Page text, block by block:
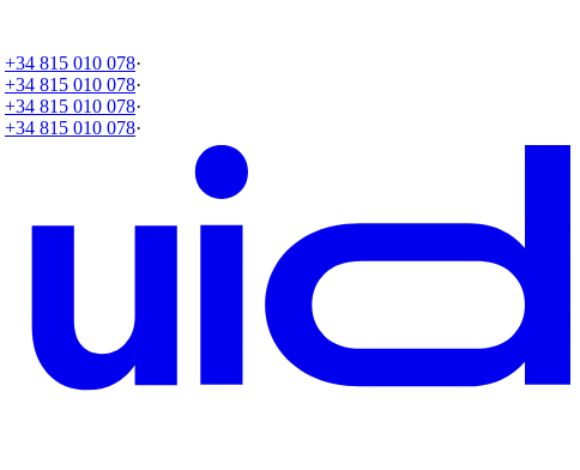
+34 815 010 078·
+34 815 010 078·
+34 815 010 078·
+34 815 010 078·